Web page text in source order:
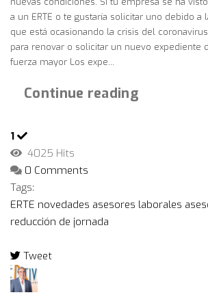
a un ERTE o te gustaría solicitar uno debido a
que está ocasionando la crisis del
para renovar o solicitar un nuevo expediente
fuerza mayor Los expe...
Continue reading
1
4025 Hits
0 Comments
Tags:
ERTE novedades asesores laborales
reducción de jornada
Tweet
pinterest